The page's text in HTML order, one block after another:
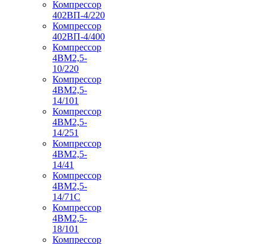
Компрессор
402ВП-4/220
Компрессор
402ВП-4/400
Компрессор
4ВМ2,5-
10/220
Компрессор
4ВМ2,5-
14/101
Компрессор
4ВМ2,5-
14/251
Компрессор
4ВМ2,5-
14/41
Компрессор
4ВМ2,5-
14/71C
Компрессор
4ВМ2,5-
18/101
Компрессор